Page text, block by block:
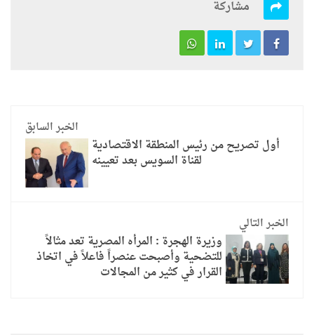
مشاركة
الخبر السابق
أول تصريح من رئيس المنطقة الاقتصادية
لقناة السويس بعد تعيينه
الخبر التالي
وزيرة الهجرة : المرأه المصرية تعد مثالاً
للتضحية وأصبحت عنصراً فاعلاً في اتخاذ
القرار في كثير من المجالات